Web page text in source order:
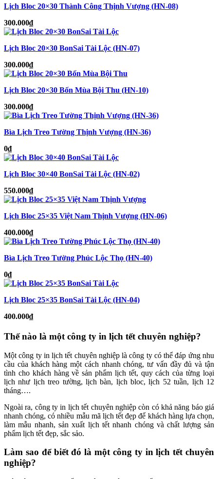
Lịch Bloc 20×30 Thành Công Thịnh Vượng (HN-08)
300.000₫
Lịch Bloc 20×30 BonSai Tài Lộc (HN-07)
300.000₫
Lịch Bloc 20×30 Bốn Mùa Bội Thu (HN-10)
300.000₫
Bìa Lịch Treo Tường Thịnh Vượng (HN-36)
0₫
Lịch Bloc 30×40 BonSai Tài Lộc (HN-02)
550.000₫
Lịch Bloc 25×35 Việt Nam Thịnh Vượng (HN-06)
400.000₫
Bìa Lịch Treo Tường Phúc Lộc Thọ (HN-40)
0₫
Lịch Bloc 25×35 BonSai Tài Lộc (HN-04)
400.000₫
Thế nào là một công ty in lịch tết chuyên nghiệp?
Một công ty in lịch tết chuyên nghiệp là công ty có thể đáp ứng nhu
cầu của khách hàng một cách nhanh chóng, tư vấn đầy đủ và tận
tình cho khách hàng về sản phẩm lịch tết, quy cách của từng loại
lịch như lịch treo tường, lịch bàn, lịch bloc, lịch 52 tuần, lịch 12
tháng….
Ngoài ra, công ty in lịch tết chuyên nghiệp còn có khả năng báo giá
nhanh chóng, có nhiều mẫu mã lịch tết đẹp để khách hàng lựa chọn,
làm mẫu nhanh, sản xuất lịch tết nhanh chóng và chất lượng sản
phẩm lịch tết đẹp, sắc sảo.
Làm sao để biết đó là một công ty in lịch tết chuyên
nghiệp?